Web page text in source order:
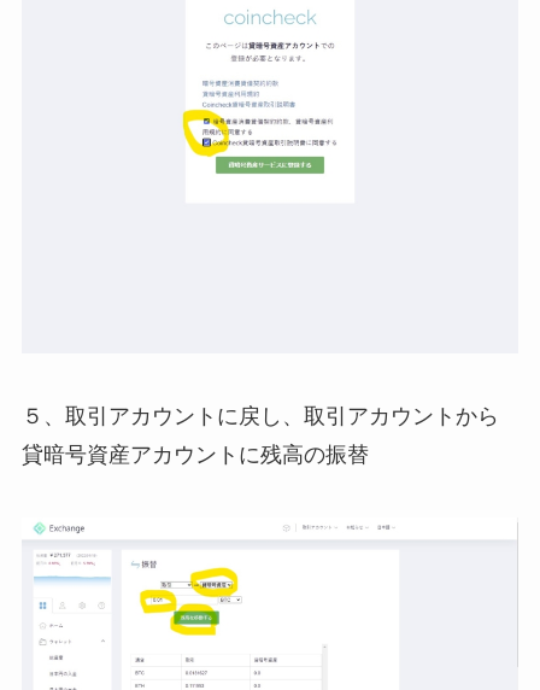
５、取引アカウントに戻し、取引アカウントから
貸暗号資産アカウントに残高の振替